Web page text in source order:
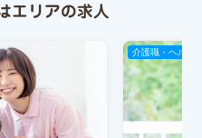
エリアの求人
介護職・ヘルパ